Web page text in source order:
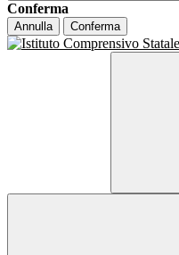
Conferma
Annulla Conferma